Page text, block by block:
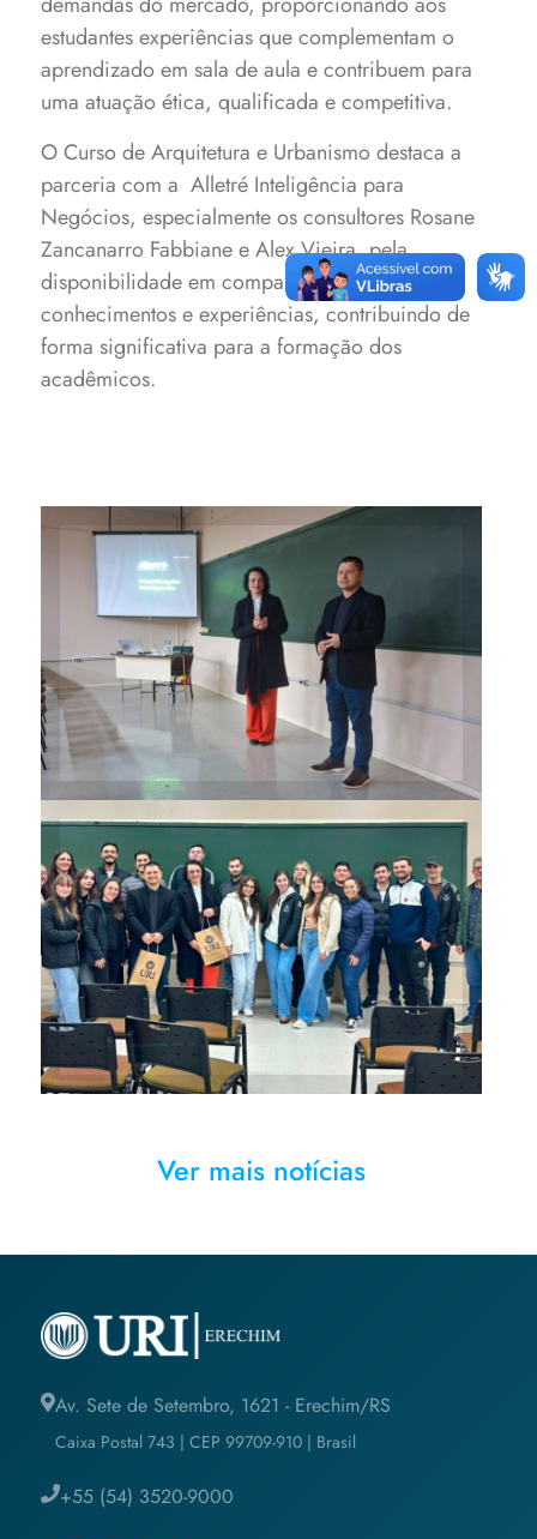
estudantes experiências que complementam o
aprendizado em sala de aula e contribuem para
uma atuação ética, qualificada e competitiva.
O Curso de Arquitetura e Urbanismo destaca a
parceria com a Alletré Inteligência para
Negócios, especialmente os consultores Rosane
Zancanarro Fabbiane e Alex Vieira, pela
disponibilidade em compartilhar seus
conhecimentos e experiências, contribuindo de
forma significativa para a formação dos
acadêmicos.
Rosane Zancanarro Fabbiane e
Alex Vieira compartilharam
conhecimentos sobre
precificação de projetos
Palestrantes com os
estudantes de Arquitetura e
Urbanismo
Ver mais notícias
Av. Sete de Setembro, 1621 - Erechim/RS
Caixa Postal 743 | CEP 99709-910 | Brasil
+55 (54) 3520-9000